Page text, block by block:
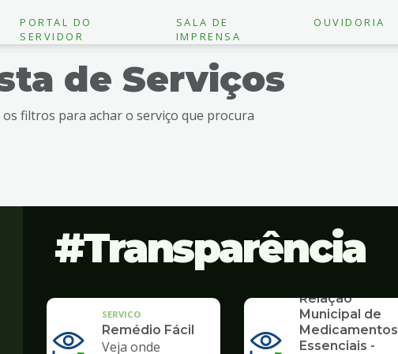
PORTAL DO
SERVIDOR
SALA DE
IMPRENSA
OUVIDORIA
de Serviços
os filtros para achar o serviço que procura
Transparência
SERVICO
Remédio Fácil
Veja onde
Relação
Municipal de
Medicamentos
Essenciais -